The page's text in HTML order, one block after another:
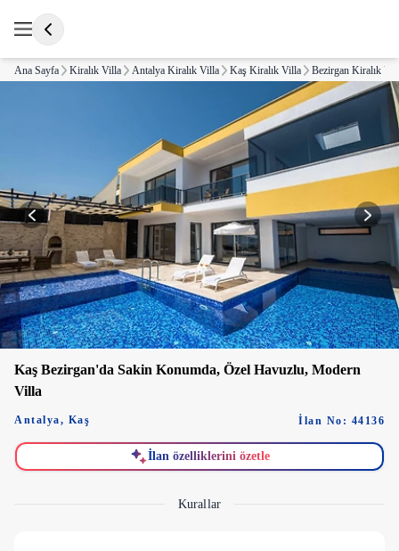
Ana Sayfa Kiralık Villa Antalya Kiralık Villa Kaş Kiralık Villa Bezirgan Kiralık
Kaş Bezirgan'da Sakin Konumda, Özel Havuzlu, Modern
Villa
Antalya, Kaş İlan No: 44136
İlan özelliklerini özetle
Kurallar